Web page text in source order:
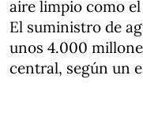
aire limpio como
El suministro de
unos 4.000
central, según un